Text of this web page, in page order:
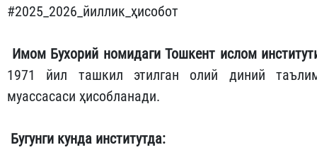
#2025_2026_йиллик_ҳисобот
Имом Бухорий номидаги Тошкент ислом
1971 йил ташкил этилган олий диний
муассасаси ҳисобланади.
Бугунги кунда институтда: